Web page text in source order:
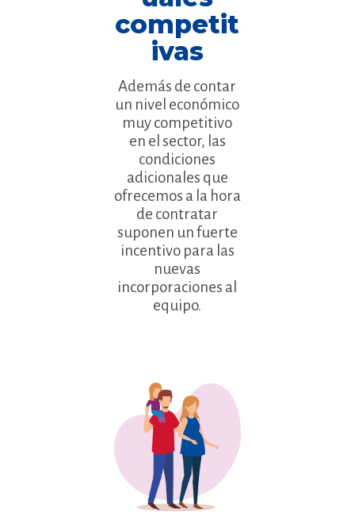
competit
ivas
Además de contar
un nivel económico
muy competitivo
en el sector, las
condiciones
adicionales que
ofrecemos a la hora
de contratar
suponen un fuerte
incentivo para las
nuevas
incorporaciones al
equipo.